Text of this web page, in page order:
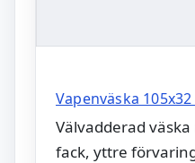
Vapenväska
Välvadderad
fack, yttre